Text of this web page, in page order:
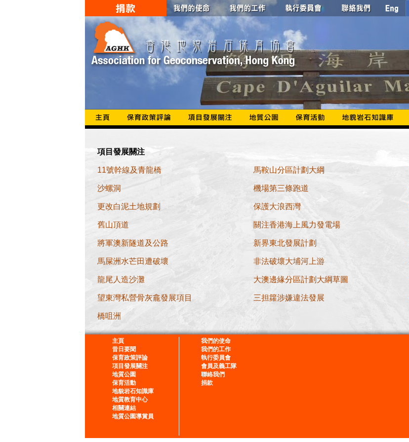
項目發展關注
11號幹線及青龍橋 馬鞍山分區計劃大綱
沙螺洞 機場第三條跑道
更改白泥土地規劃 保護大浪西灣
舊山頂道 關注香港海上風力發電場
將軍澳新隧道及公路 新界東北發展計劃
馬屎洲水芒田遭破壞 非法破壞大埔河上游
龍尾人造沙灘 大澳邊緣分區計劃大綱草圖
望東灣私營骨灰龕發展項目 三担籮涉嫌違法發展
橋咀洲
主頁
昔日要聞
保育政策評論
項目發展關注
地質公園
保育活動
地貌岩石知識庫
地質教育中心
相關連結
地質公園導賞員
我們的使命
我們的工作
執行委員會
會員及義工隊
聯絡我們
捐款